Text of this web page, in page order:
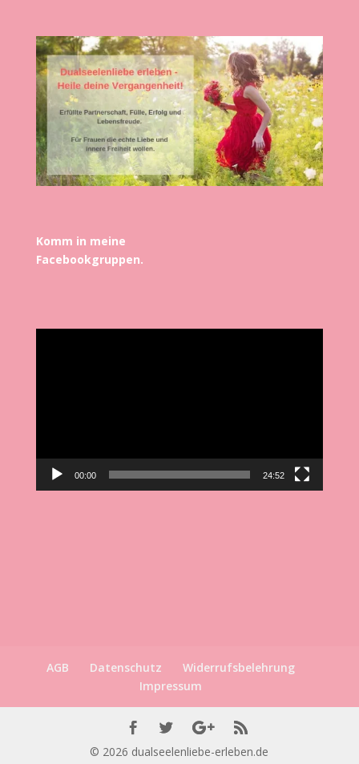
Komm in meine
Facebookgruppen.
00:00 24:52
AGB Datenschutz
Widerrufsbelehrung
Impressum
© 2026 dualseelenliebe-erleben.de